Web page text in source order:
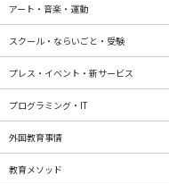
アート・音楽・運動
スクール・ならいごと・受験
プレス・イベント・新サービス
プログラミング・IT
外国教育事情
教育メソッド